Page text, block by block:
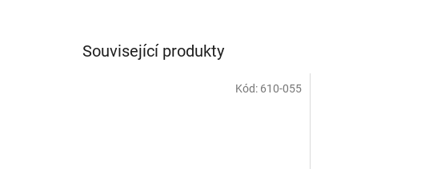
Související produkty
Kód: 610-055